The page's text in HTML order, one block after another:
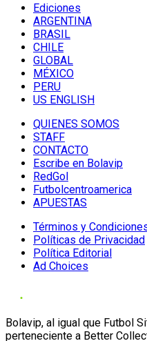
Ediciones
ARGENTINA
BRASIL
CHILE
GLOBAL
MÉXICO
PERU
US ENGLISH
QUIENES SOMOS
STAFF
CONTACTO
Escribe en Bolavip
RedGol
Futbolcentroamerica
APUESTAS
Términos y
Políticas de Privacidad
Política Editorial
Ad Choices
Bolavip, al igual que Futbol
perteneciente a Better